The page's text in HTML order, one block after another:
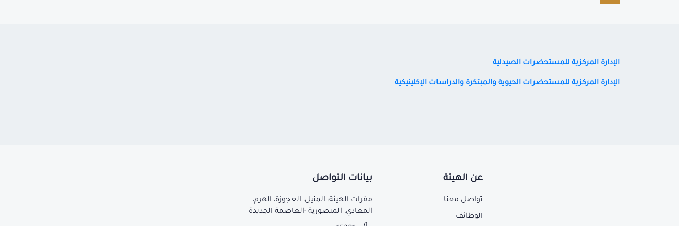
الإدارة المركزية للمستحضرات الصيدلية
الإدارة المركزية للمستحضرات الحيوية والمبتكرة والدراسات الإكلينيكية
عن الهيئة
تواصل معنا
الوظائف
بيانات التواصل
مقرات الهيئة: المنيل، العجوزة، الهرم،
المعادي، المنصورية -العاصمة الجديدة